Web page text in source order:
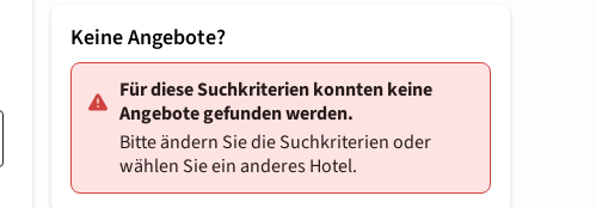
Keine Angebote?
Für diese Suchkriterien konnten keine
Angebote gefunden werden.
Bitte ändern Sie die Suchkriterien oder
wählen Sie ein anderes Hotel.